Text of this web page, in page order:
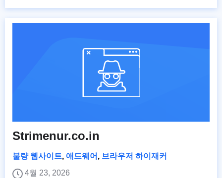
Strimenur.co.in
불량 웹사이트, 애드웨어 , 브라우저 하이재커
4월 23, 2026